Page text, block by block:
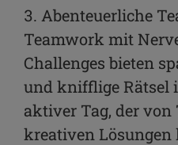
3. Abenteuerliche
Teamwork mit
Challenges bieten
und knifflige Rätsel
aktiver Tag, der von
kreativen Lösungen